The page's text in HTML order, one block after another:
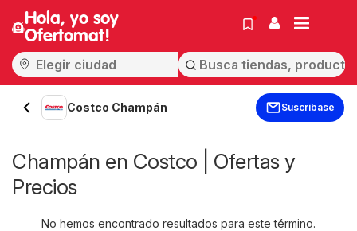
Hola, yo soy
Ofertomat!
Costco Champán Suscríbase
Champán en Costco | Ofertas y
Precios
No hemos encontrado resultados para este término.